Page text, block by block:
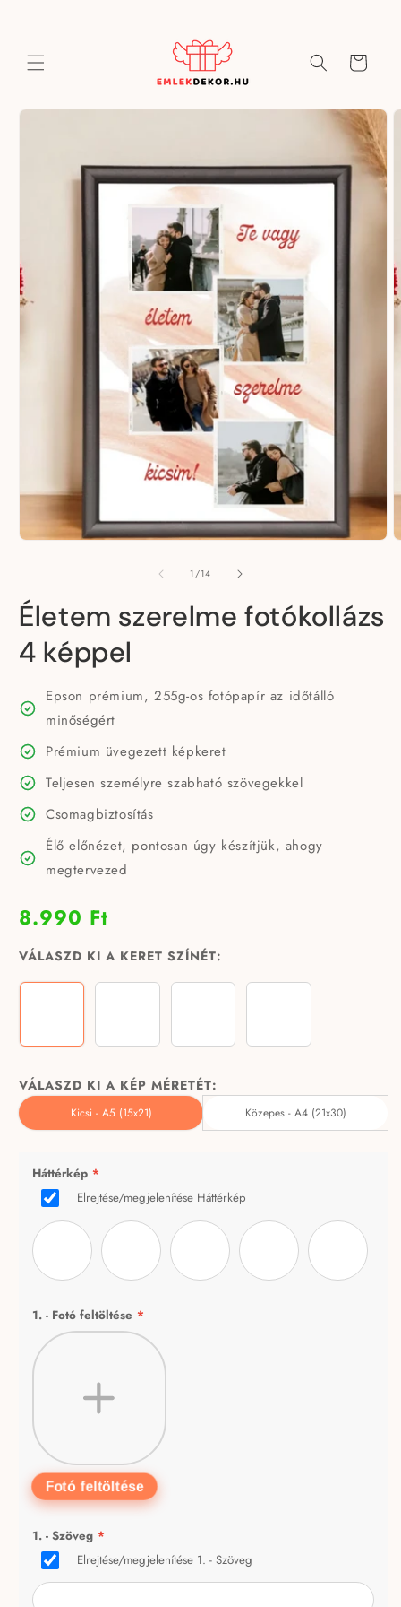
Kosár
Kihagyás, és
1//14
Életem szerelme fotókollázs
4 képpel
Epson prémium, 255g-os fotópapír az időtálló
minőségért
Prémium üvegezett képkeret
Teljesen személyre szabható szövegekkel
Csomagbiztosítás
Élő előnézet, pontosan úgy készítjük, ahogy
megtervezed
8.990 Ft
VÁLASZD KI A KERET SZÍNÉT:
VÁLASZD KI A KÉP MÉRETÉT:
Kicsi - A5 (15x21) Közepes - A4 (21x30)
Háttérkép *
Elrejtése/megjelenítése Háttérkép
rózsazsín 1 rozsaszín2 color splash naplemente 3 rózsaszín3
1. - Fotó feltöltése *
Fotó feltöltése
1. - Szöveg *
Elrejtése/megjelenítése 1. - Szöveg